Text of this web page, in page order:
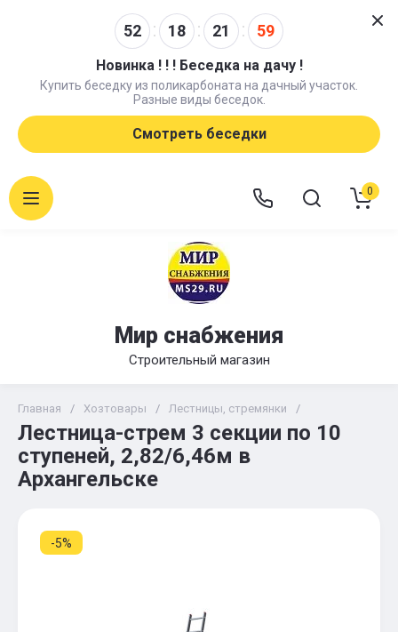
52 18 21 58
Новинка ! ! ! Беседка на дачу !
Купить беседку из поликарбоната на дачный участок.
Разные виды беседок.
Смотреть беседки
Мир снабжения
Строительный магазин
0
Главная / Хозтовары / Лестницы, стремянки /
Лестница-стрем 3 секции по 10
ступеней, 2,82/6,46м в
Архангельске
-5%